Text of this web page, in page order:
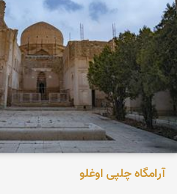
آرامگاه چلپی اوغلو